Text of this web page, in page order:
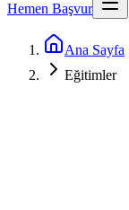
Hemen Başvur
Ana Sayfa
Eğitimler